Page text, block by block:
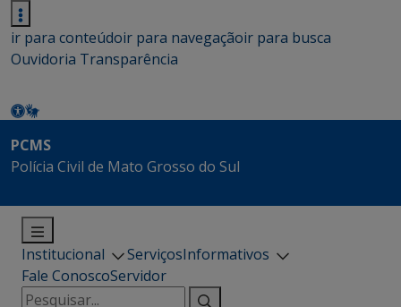
ir para conteúdoir para navegaçãoir para busca
Ouvidoria Transparência
PCMS
Polícia Civil de Mato Grosso do Sul
Institucional ServiçosInformativos
Fale ConoscoServidor
Pesquisar